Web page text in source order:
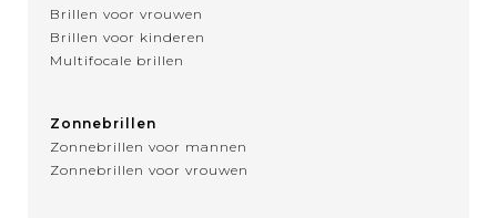
Brillen voor vrouwen
Brillen voor kinderen
Multifocale brillen
Zonnebrillen
Zonnebrillen voor mannen
Zonnebrillen voor vrouwen